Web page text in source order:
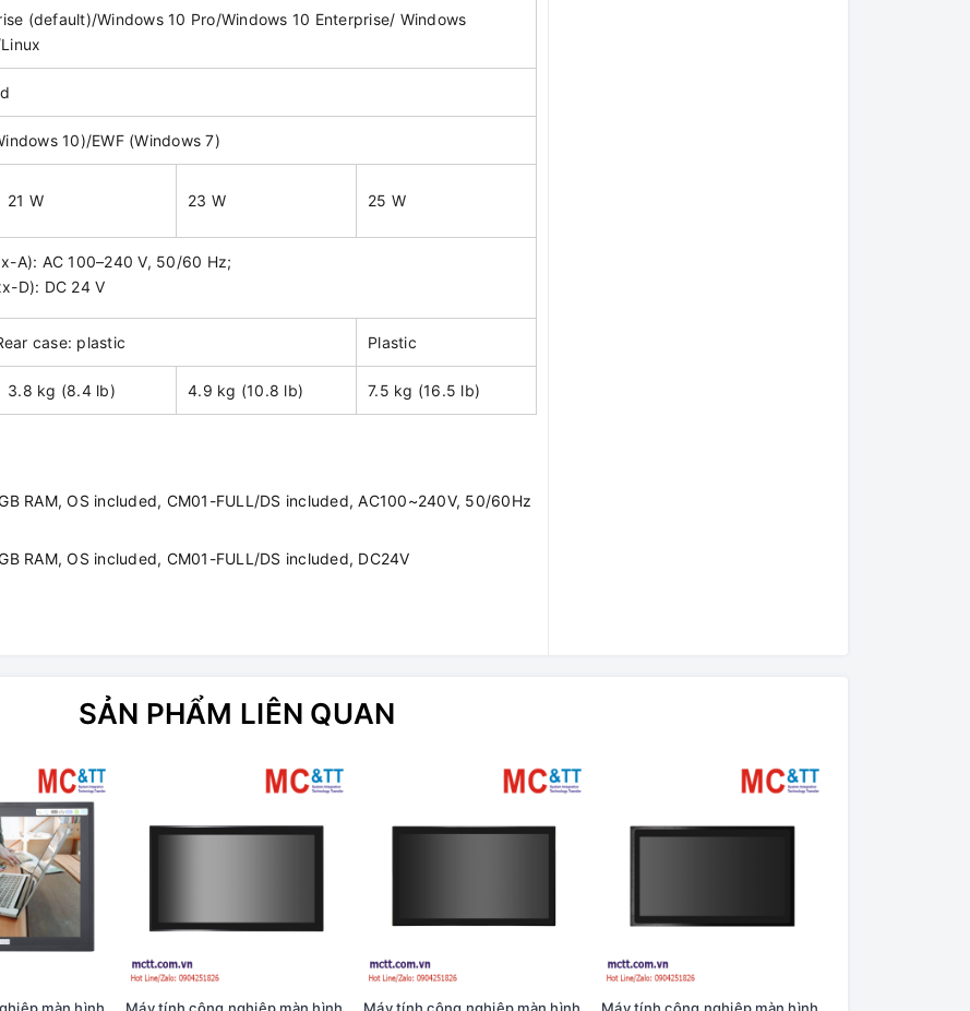
(default)/Windows 10 Pro/Windows 10 Enterprise/ Windows
10)/EWF (Windows 7)
21 W 23 W 25 W
A): AC 100–240 V, 50/60 Hz;
D): DC 24 V
case: plastic Plastic
3.8 kg (8.4 lb) 4.9 kg (10.8 lb) 7.5 kg (16.5 lb)
RAM, OS included, CM01-FULL/DS included, AC100~240V, 50/60Hz
RAM, OS included, CM01-FULL/DS included, DC24V
SẢN PHẨM LIÊN QUAN